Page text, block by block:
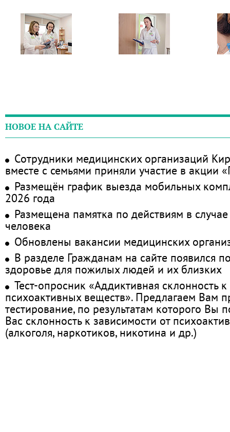
НОВОЕ НА САЙТЕ
Сотрудники медицинских организаций
вместе с семьями приняли участие в акции
Размещён график выезда мобильных
2026 года
Размещена памятка по действиям в
человека
Обновлены вакансии медицинских
В разделе Гражданам на сайте появился
здоровье для пожилых людей и их близких
Тест-опросник «Аддиктивная склонность
психоактивных веществ». Предлагаем Вам
тестирование, по результатам которого Вы
Вас склонность к зависимости от
(алкоголя, наркотиков, никотина и др.)